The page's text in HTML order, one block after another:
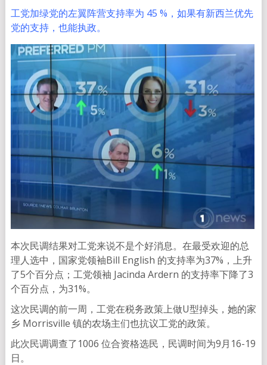
工党加绿党的左翼阵营支持率为 45 %，如果有新西兰优先
党的支持，也能执政。
本次民调结果对工党来说不是个好消息。在最受欢迎的总
理人选中，国家党领袖Bill English 的支持率为37%，上升
了5个百分点；工党领袖 Jacinda Ardern 的支持率下降了3
个百分点，为31%。
这次民调的前一周，工党在税务政策上做U型掉头，她的家
乡 Morrisville 镇的农场主们也抗议工党的政策。
此次民调调查了1006 位合资格选民，民调时间为9月16-19
日。